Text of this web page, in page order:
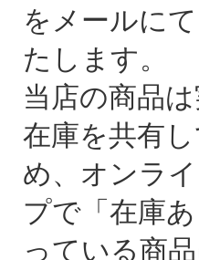
をメールに
たします。
当店の商品
在庫を共有
め、オンラ
プで「在庫
っている商